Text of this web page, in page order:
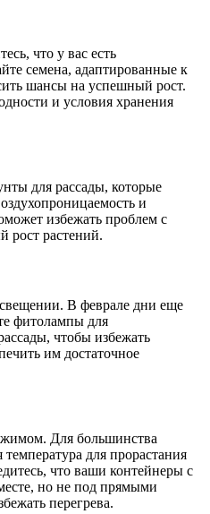
что у вас есть
семена, адаптированные к
шансы на успешный рост.
и условия хранения
для рассады, которые
и
избежать проблем с
рост растений.
В феврале дни еще
фитолампы для
чтобы избежать
им достаточное
Для большинства
для прорастания
что ваши контейнеры с
но не под прямыми
перегрева.